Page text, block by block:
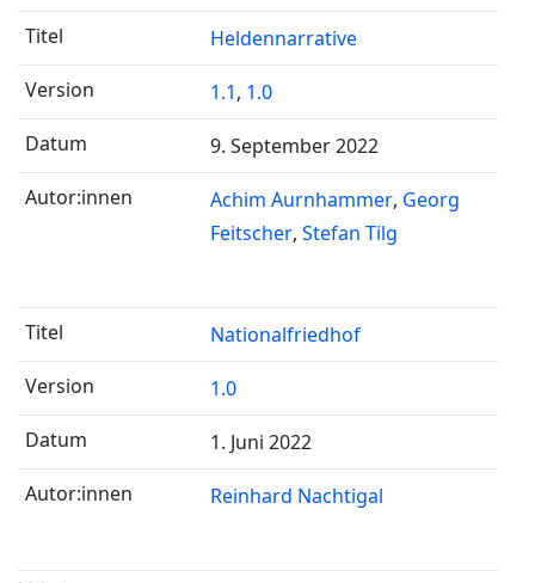
Heldennarrative
1.1, 1.0
9. September 2022
Achim Aurnhammer Georg
Feitscher Stefan Tilg
Nationalfriedhof
1.0
1. Juni 2022
Reinhard Nachtigal